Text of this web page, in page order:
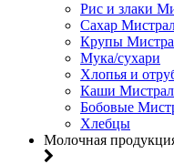
Рис и злаки
Сахар
Крупы
Мука/сухари
Хлопья и
Каши
Бобовые
Хлебцы
Молочная